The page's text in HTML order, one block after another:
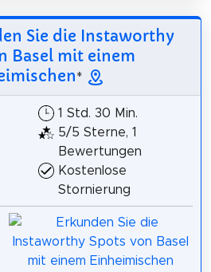
Sie die Instaworthy
Basel mit einem
*
1 Std. 30 Min.
5/5 Sterne, 1
Bewertungen
Kostenlose
Stornierung